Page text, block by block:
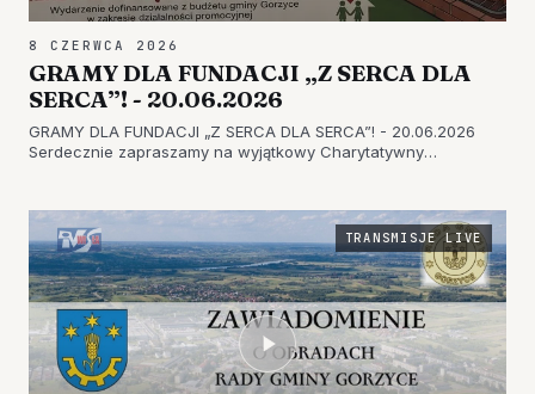
8 CZERWCA 2026
GRAMY DLA FUNDACJI „Z SERCA DLA
SERCA”! - 20.06.2026
GRAMY DLA FUNDACJI „Z SERCA DLA SERCA”! - 20.06.2026
Serdecznie zapraszamy na wyjątkowy Charytatywny
(sobota) 🕑 Start: god…
TRANSMISJE LIVE